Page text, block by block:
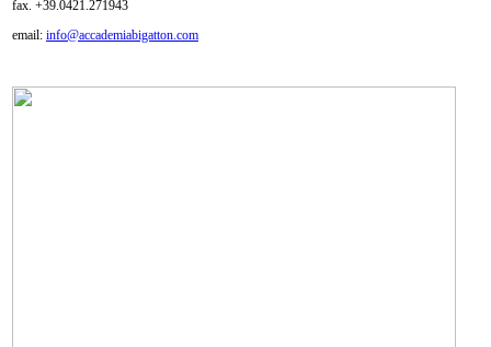
fax. +39.0421.271943
email: info@accademiabigatton.com